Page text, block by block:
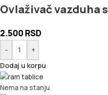
Ovlaživač vazduha
2.500 RSD
-
+
Dodaj u korpu
Nema na stanju